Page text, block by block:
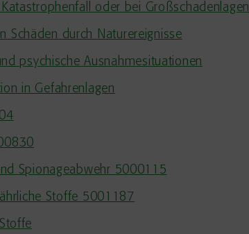
oder bei Großschadenlagen
Schäden durch Naturereignisse
psychische Ausnahmesituationen
in Gefahrenlagen
Spionageabwehr 5000115
Stoffe 5001187